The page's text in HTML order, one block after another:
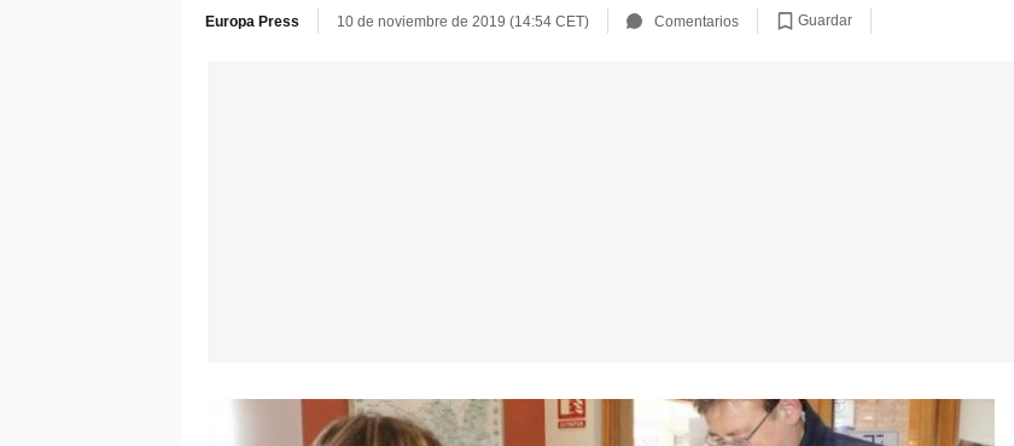
Europa Press 10 de noviembre de 2019 (14:54 CET) Comentarios Guardar